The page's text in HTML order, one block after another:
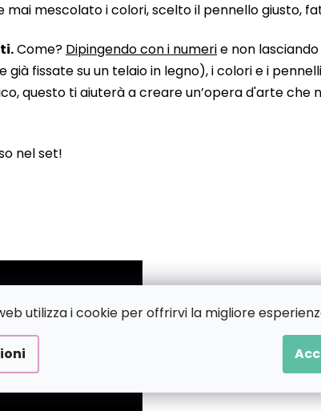
utilizza i cookie per offrirvi la migliore
fissate su un telaio in legno), i colori e i
questo ti aiuterà a creare un’opera d'arte che